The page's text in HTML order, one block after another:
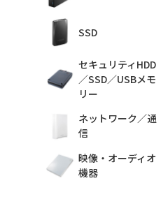
SSD
セキュリティHDD
／SSD／USBメモ
リー
ネットワーク／通
信
映像・オーディオ
機器